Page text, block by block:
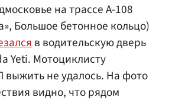
на трассе А-108
Большое бетонное кольцо)
в водительскую дверь
Yeti. Мотоциклисту
выжить не удалось. На фото
видно, что рядом